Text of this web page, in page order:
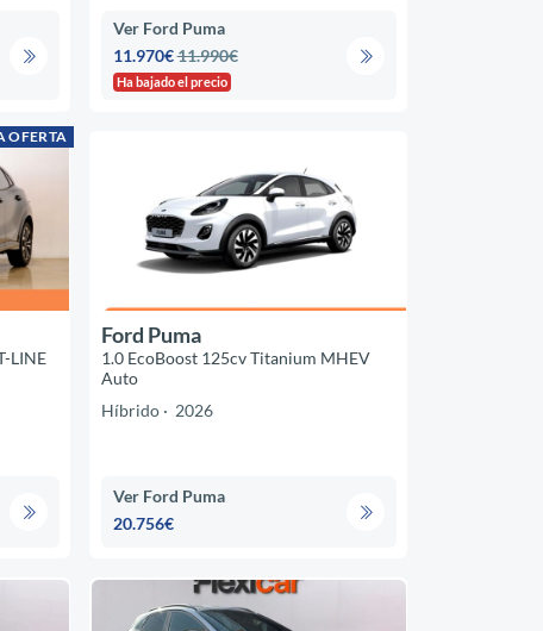
Ver Ford Puma
11.970€11.990€
Ha bajado el precio
OFERTA
LINE
Ford Puma
1.0 EcoBoost 125cv Titanium MHEV
Auto
Híbrido
2026
Ver Ford Puma
20.756€